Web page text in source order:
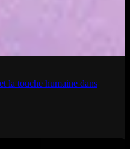
la touche humaine dans